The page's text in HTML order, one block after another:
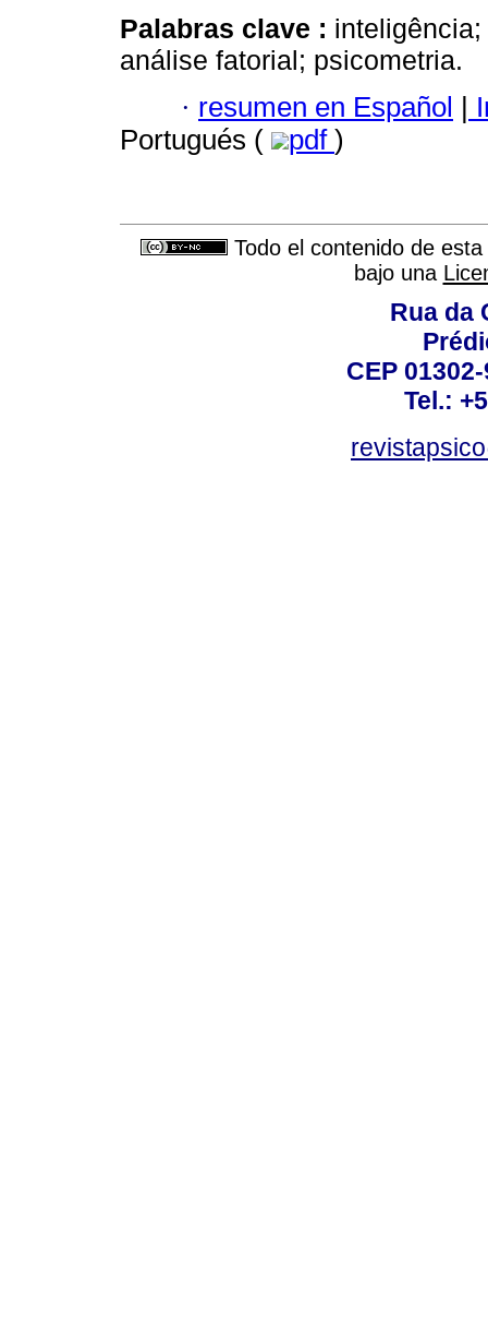
Palabras clave :
análise fatorial; psicometria.
· resumen en Español |
Portugués (
pdf )
Todo el contenido de
bajo una
Rua da
CEP
Tel.: